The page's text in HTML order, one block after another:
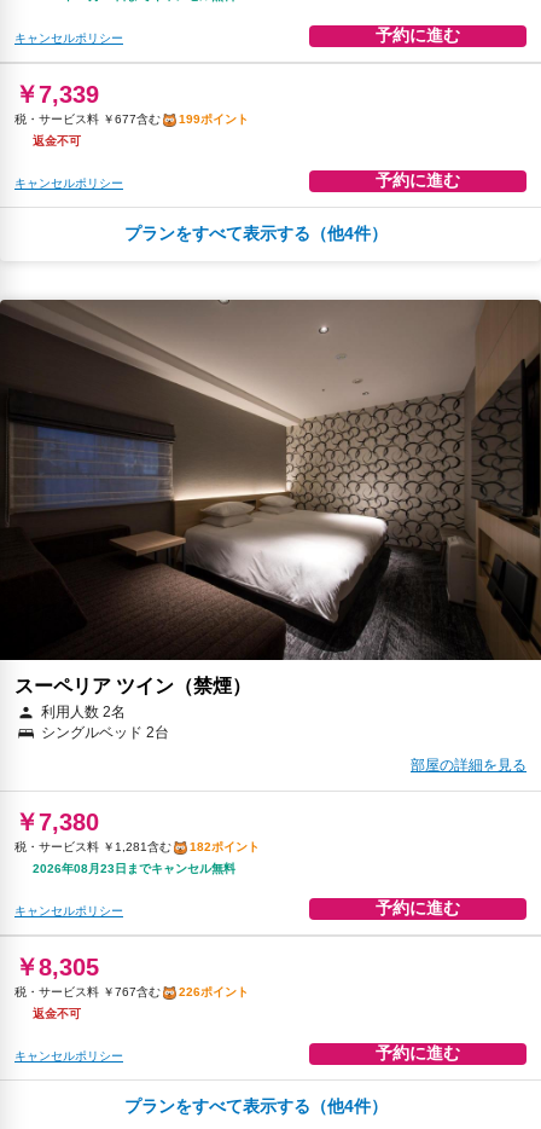
キャンセルポリシー 予約に進む
￥7,339
税・サービス料 ￥677含む
199ポイント
返金不可
キャンセルポリシー 予約に進む
キャンセルポリシー
コーヒー/ティー 無料WiFi
￥7,702
税・サービス料 ￥1,337含む
2026年08月23日までキャンセル無料
キャンセルポリシー 予約に進む
朝食
￥8,821
240ポイント
キャンセルポリシー
朝食 無料WiFi
2026年08月25日までキャンセル無料
キャンセルポリシー
プランをすべて表示する（他4件）
スーペリア ツイン（禁煙）
利用人数 2名
シングルベッド 2台
部屋の詳細を見る
￥7,380
税・サービス料 ￥1,281含む
182ポイント
2026年08月23日までキャンセル無料
キャンセルポリシー 予約に進む
￥8,305
税・サービス料 ￥767含む
226ポイント
返金不可
キャンセルポリシー 予約に進む
プランをすべて表示する（他4件）